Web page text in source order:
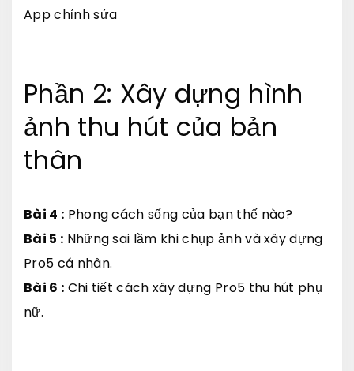
App chỉnh sửa
Phần 2: Xây dựng hình
ảnh thu hút của bản
thân
Bài 4 : Phong cách sống của bạn thế nào?
Bài 5 : Những sai lầm khi chụp ảnh và xây dựng
Pro5 cá nhân.
Bài 6 : Chi tiết cách xây dựng Pro5 thu hút phụ
nữ.